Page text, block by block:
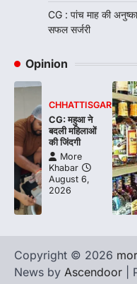
CG : पांच माह की
सफल सर्जरी
Opinion
CHHATTISGARH
CG: महुआ ने
बदली महिलाओं
की जिंदगी
More
Khabar
August 6,
2026
Copyright © 2026
News by Ascendoor |